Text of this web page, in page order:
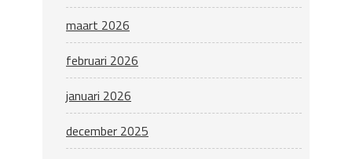
maart 2026
februari 2026
januari 2026
december 2025